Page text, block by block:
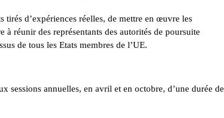
d’expériences réelles, de mettre en œuvre les
réunir des représentants des autorités de poursuite
de tous les Etats membres de l’UE.
sessions annuelles, en avril et en octobre, d’une durée de